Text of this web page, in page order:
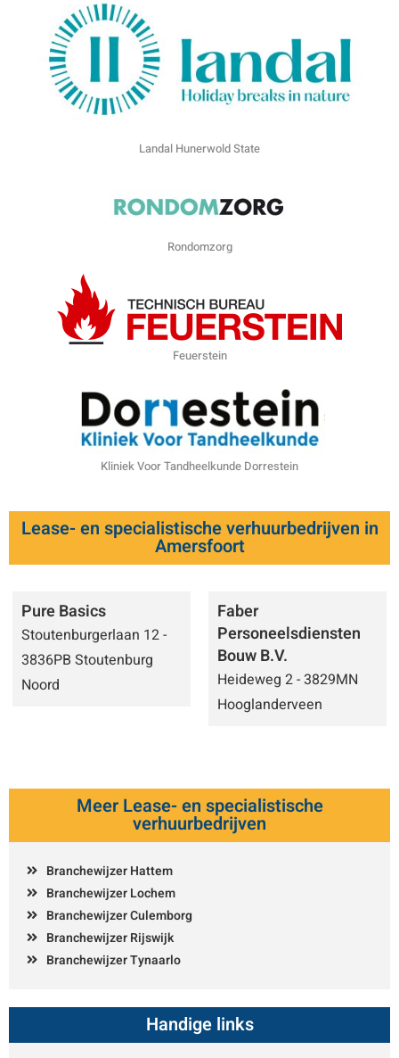
Landal Hunerwold State
Rondomzorg
Feuerstein
Kliniek Voor Tandheelkunde Dorrestein
Lease- en specialistische verhuurbedrijven in
Amersfoort
Pure Basics
Stoutenburgerlaan 12 -
3836PB Stoutenburg
Noord
Faber
Personeelsdiensten
Bouw B.V.
Heideweg 2 - 3829MN
Hooglanderveen
Meer Lease- en specialistische
verhuurbedrijven
Branchewijzer Hattem
Branchewijzer Lochem
Branchewijzer Culemborg
Branchewijzer Rijswijk
Branchewijzer Tynaarlo
Handige links